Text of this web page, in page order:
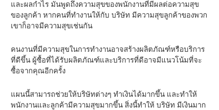
และผลกําไร มันพูดถึงความสุขของพนักงานที่มีผลต่อความสุข
ของลูกค้า หากคนที่ทํางานให้กับ บริษัท มีความสุขลูกค้าของพวก
เขาก็อาจมีความสุขเช่นกัน
คนงานที่มีความสุขในการทํางานอาจสร้างผลิตภัณฑ์หรือบริการ
ที่ดีขึ้น ผู้ซื้อที่ได้รับผลิตภัณฑ์และบริการที่ดีอาจมีแนวโน้มที่จะ
ซื้อจากคุณอีกครั้ง
แผนนี้สามารถช่วยให้บริษัทต่างๆ ทําเงินได้มากขึ้น และทําให้
พนักงานและลูกค้ามีความสุขมากขึ้น สิ่งนี้ทําให้ บริษัท มีเงินมาก